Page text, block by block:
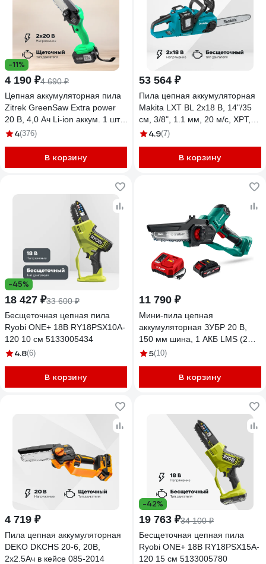
-11%
4 190 ₽4 690 ₽
Цепная аккумуляторная пила
Zitrek GreenSaw Extra power
20 В, 4,0 Ач Li-ion аккум. 1 шт,
2,0 Ач Li-ion аккум. 1шт, ЗУ
4(376)
В корзину
53 564 ₽
Пила цепная аккумуляторная
Makita LXT BL 2x18 В, 14"/35
см, 3/8", 1.1 мм, 20 м/с, XPT,
(2xBL1850B, DC18SH)
4.9(7)
В корзину
-45%
18 427 ₽33 600 ₽
Бесщеточная цепная пила
Ryobi ONE+ 18В RY18PSX10A-
120 10 см 5133005434
4.8(6)
В корзину
11 790 ₽
Мини-пила цепная
аккумуляторная ЗУБР 20 В,
150 мм шина, 1 АКБ LMS (2
Ач), ПЦБ-2015-21
5(10)
В корзину
4 719 ₽
Пила цепная аккумуляторная
DEKO DKCHS 20-6, 20В,
2x2.5Ач в кейсе 085-2014
-42%
19 763 ₽34 100 ₽
Бесщеточная цепная пила
Ryobi ONE+ 18В RY18PSX15A-
120 15 см 5133005780